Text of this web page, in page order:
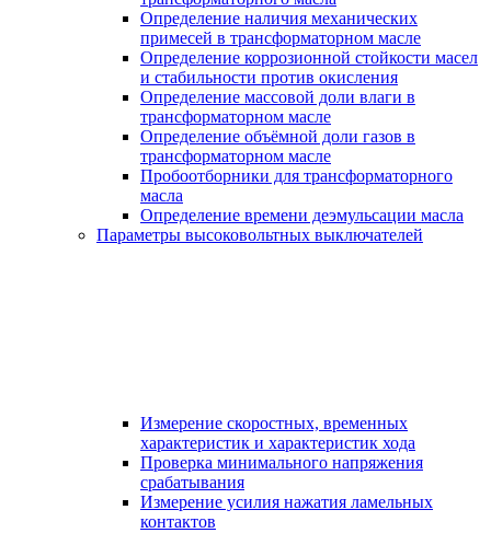
Определение наличия механических
примесей в трансформаторном масле
Определение коррозионной стойкости масел
и стабильности против окисления
Определение массовой доли влаги в
трансформаторном масле
Определение объёмной доли газов в
трансформаторном масле
Пробоотборники для трансформаторного
масла
Определение времени деэмульсации масла
Параметры высоковольтных выключателей
Измерение скоростных, временных
характеристик и характеристик хода
Проверка минимального напряжения
срабатывания
Измерение усилия нажатия ламельных
контактов